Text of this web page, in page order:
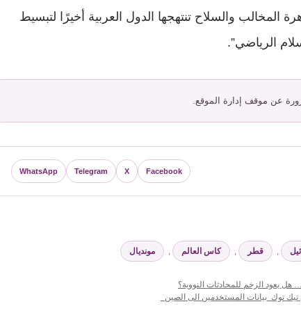
المخالب والسلاح تنتهجها الدول العربية أخيرًا لتبسيط
الرياضي”.
عن موقف إدارة الموقع.
Facebook
X
Telegram
WhatsApp
قطر كاس العالم مونديال
هل يعود الزخم للمحادثات النووية؟
توك بيانات المستخدمين الى الصين